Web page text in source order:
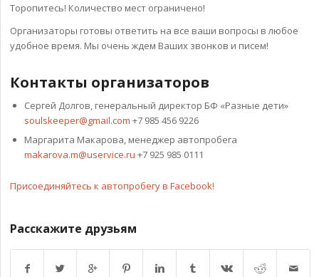
Торопитесь! Количество мест ограничено!
Организаторы готовы ответить на все ваши вопросы в любое
удобное время. Мы очень ждем Ваших звонков и писем!
Контакты организаторов
Сергей Долгов, генеральный директор БФ «Разные дети»
soulskeeper@gmail.com +7 985 456 9226
Маргарита Макарова, менеджер автопробега
makarova.m@uservice.ru +7 925 985 0111
Присоединяйтесь к автопробегу в Facebook!
Расскажите друзьям
Возврат к списку